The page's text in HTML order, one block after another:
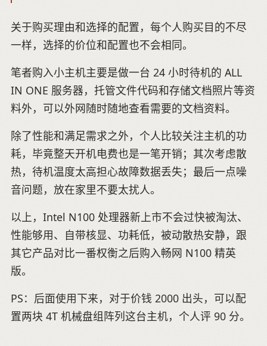
关于购买理由和选择的配置，每个人购买目的不尽
一样，选择的价位和配置也不会相同。
笔者购入小主机主要是做一台 24 小时待机的 ALL
IN ONE 服务器，托管文件代码和存储文档照片等资
料外，可以外网随时随地查看需要的文档资料。
除了性能和满足需求之外，个人比较关注主机的功
耗，毕竟整天开机电费也是一笔开销；其次考虑散
热，待机温度太高担心故障数据丢失；最后一点噪
音问题，放在家里不要太扰人。
以上，Intel N100 处理器新上市不会过快被淘汰、
性能够用、自带核显、功耗低，被动散热安静，跟
其它产品对比一番权衡之后购入畅网 N100 精英
版。
PS：后面使用下来，对于价钱 2000 出头，可以配
置两块 4T 机械盘组阵列这台主机，个人评 90 分。